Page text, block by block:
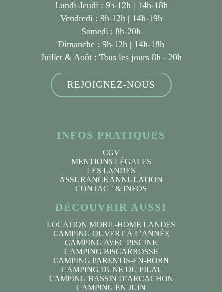
Lundi-Jeudi : 9h-12h | 14h-18h
Vendredi : 9h-12h | 14h-19h
Samedi : 8h-20h
Dimanche : 9h-12h | 14h-18h
Juillet & Août : Tous les jours 8h - 20h
REJOIGNEZ-NOUS
INFOS PRATIQUES
CGV
MENTIONS LÉGALES
LES LANDES
ASSURANCE ANNULATION
CONTACT & INFOS
DÉCOUVRIR AUSSI
LOCATION MOBIL-HOME LANDES
CAMPING OUVERT À L’ANNÉE
CAMPING AVEC PISCINE
CAMPING BISCARROSSE
CAMPING PARENTIS-EN-BORN
CAMPING DUNE DU PILAT
CAMPING BASSIN D’ARCACHON
CAMPING EN JUIN